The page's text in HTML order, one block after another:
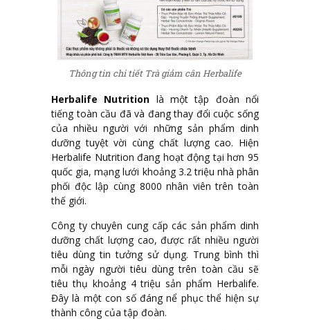
Thông tin chi tiết Trà giảm cân Herbalife
Herbalife Nutrition là một tập đoàn nổi
tiếng toàn cầu đã và đang thay đổi cuộc sống
của nhiều người với những sản phẩm dinh
dưỡng tuyệt vời cùng chất lượng cao. Hiện
Herbalife Nutrition đang hoạt động tại hơn 95
quốc gia, mạng lưới khoảng 3.2 triệu nhà phân
phối độc lập cùng 8000 nhân viên trên toàn
thế giới.
Công ty chuyên cung cấp các sản phẩm dinh
dưỡng chất lượng cao, được rất nhiều người
tiêu dùng tin tưởng sử dụng. Trung bình thì
mỗi ngày người tiêu dùng trên toàn cầu sẽ
tiêu thụ khoảng 4 triệu sản phẩm Herbalife.
Đây là một con số đáng nể phục thể hiện sự
thành công của tập đoàn.